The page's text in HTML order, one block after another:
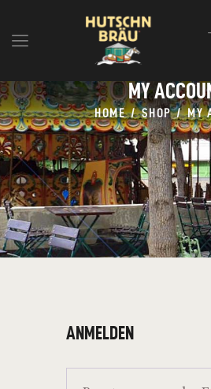
MY
HOME SHOP MY
HOME
BLOG
INFOS
EVENTS
SHOP
MEDIA
ANMELDEN